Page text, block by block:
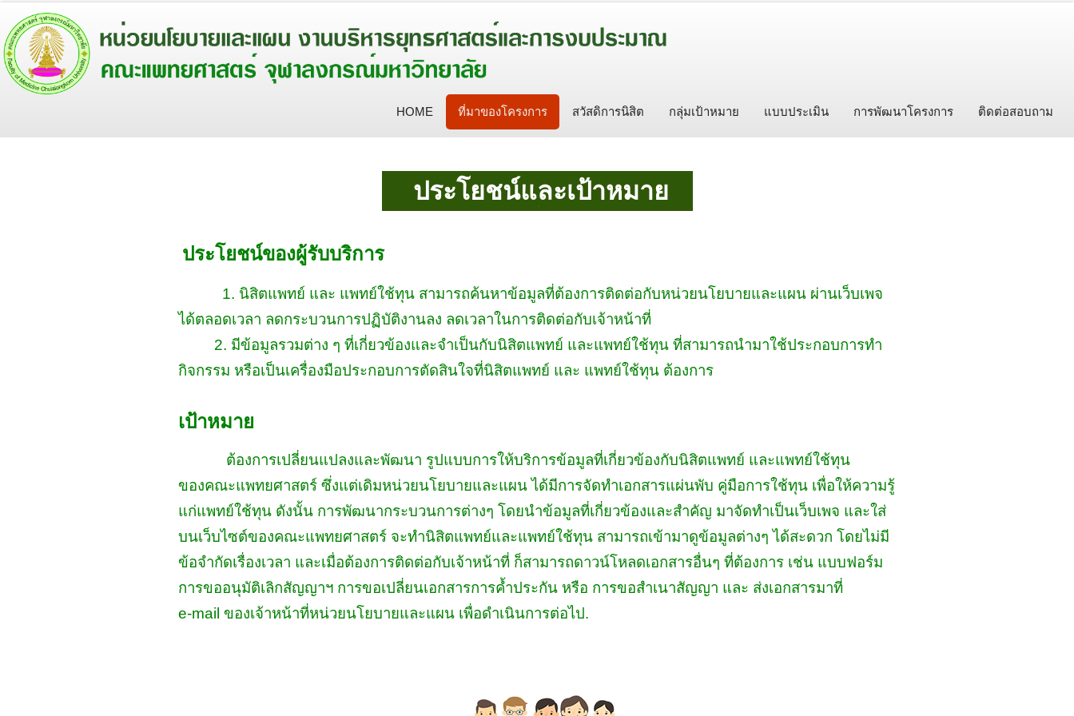
HOME ที่มาของโครงการ สวัสดิการนิสิต กลุ่มเป้าหมาย แบบประเมิน การพัฒนาโครงการ ติดต่อสอบถาม
ประโยชน์และเป้าหมาย
.
ประโยชน์ของผู้รับบริการ
1. นิสิตแพทย์ และ แพทย์ใช้ทุน สามารถค้นหาข้อมูลที่ต้องการติดต่อกับหน่วยนโยบายและแผน ผ่านเว็บเพจ
ได้ตลอดเวลา ลดกระบวนการปฏิบัติงานลง ลดเวลาในการติดต่อกับเจ้าหน้าที่
2. มีข้อมูลรวมต่าง ๆ ที่เกี่ยวข้องและจำเป็นกับนิสิตแพทย์ และแพทย์ใช้ทุน ที่สามารถนำมาใช้ประกอบการทำ
กิจกรรม หรือเป็นเครื่องมือประกอบการตัดสินใจที่นิสิตแพทย์ และ แพทย์ใช้ทุน ต้องการ
เป้าหมาย
ต้องการเปลี่ยนแปลงและพัฒนา รูปแบบการให้บริการข้อมูลที่เกี่ยวข้องกับนิสิตแพทย์ และแพทย์ใช้ทุน
ของคณะแพทยศาสตร์ ซึ่งแต่เดิมหน่วยนโยบายและแผน ได้มีการจัดทำเอกสารแผ่นพับ คู่มือการใช้ทุน เพื่อให้ความรู้
แก่แพทย์ใช้ทุน ดังนั้น การพัฒนากระบวนการต่างๆ โดยนำข้อมูลที่เกี่ยวข้องและสำคัญ มาจัดทำเป็นเว็บเพจ และใส่
บนเว็บไซต์ของคณะแพทยศาสตร์ จะทำนิสิตแพทย์และแพทย์ใช้ทุน สามารถเข้ามาดูข้อมูลต่างๆ ได้สะดวก โดยไม่มี
ข้อจำกัดเรื่องเวลา และเมื่อต้องการติดต่อกับเจ้าหน้าที่ ก็สามารถดาวน์โหลดเอกสารอื่นๆ ที่ต้องการ เช่น แบบฟอร์ม
การขออนุมัติเลิกสัญญาฯ การขอเปลี่ยนเอกสารการค้ำประกัน หรือ การขอสำเนาสัญญา และ ส่งเอกสารมาที่
e-mail ของเจ้าหน้าที่หน่วยนโยบายและแผน เพื่อดำเนินการต่อไป.